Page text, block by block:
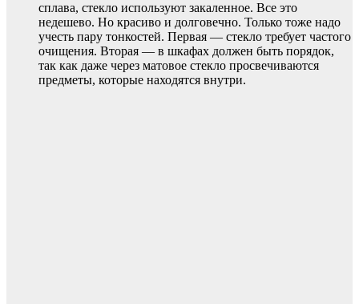
сплава, стекло используют закаленное. Все это
недешево. Но красиво и долговечно. Только тоже надо
учесть пару тонкостей. Первая — стекло требует частого
очищения. Вторая — в шкафах должен быть порядок,
так как даже через матовое стекло просвечиваются
предметы, которые находятся внутри.